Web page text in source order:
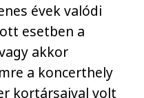
évek valódi
esetben a
akkor
a koncerthely
kortársaival volt